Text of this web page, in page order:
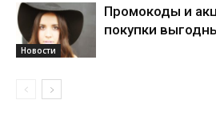
Новости
Промокоды и
покупки